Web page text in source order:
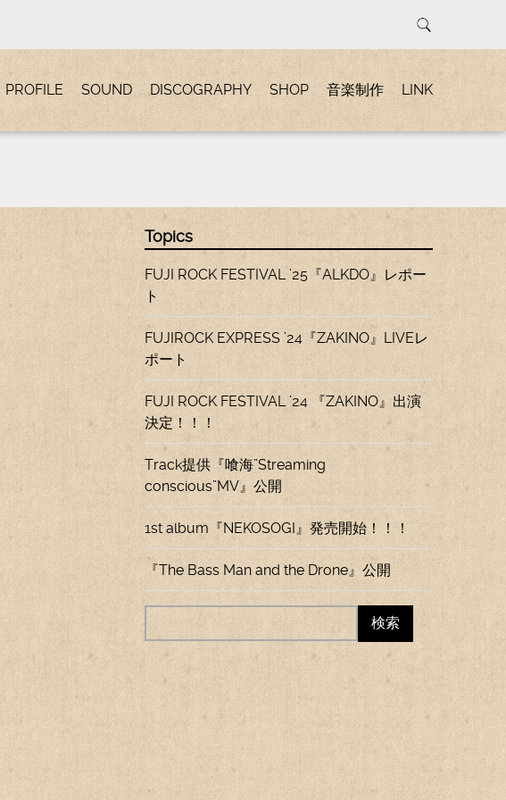
PROFILE SOUND DISCOGRAPHY SHOP 音楽制作 LINK
Topics
FUJI ROCK FESTIVAL ’25『ALKDO』レポー
ト
FUJIROCK EXPRESS ’24『ZAKINO』LIVEレ
ポート
FUJI ROCK FESTIVAL ’24 『ZAKINO』出演
決定！！！
Track提供『喰海”Streaming
conscious”MV』公開
1st album『NEKOSOGI』発売開始！！！
『The Bass Man and the Drone』公開